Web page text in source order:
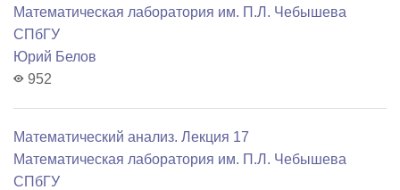
Математичеcкая лаборатория им. П.Л. Чебышева
СПбГУ
Юрий Белов
952
Математический анализ. Лекция 17
Математичеcкая лаборатория им. П.Л. Чебышева
СПбГУ